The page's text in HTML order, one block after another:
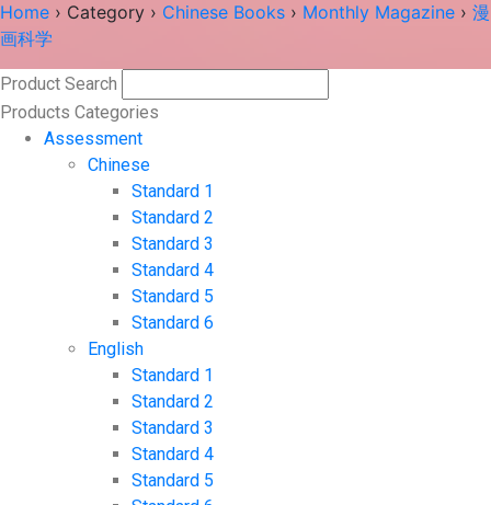
Home › Category › Chinese Books › Monthly Magazine › 漫
画科学
Product Search
Products Categories
Assessment
Chinese
Standard 1
Standard 2
Standard 3
Standard 4
Standard 5
Standard 6
English
Standard 1
Standard 2
Standard 3
Standard 4
Standard 5